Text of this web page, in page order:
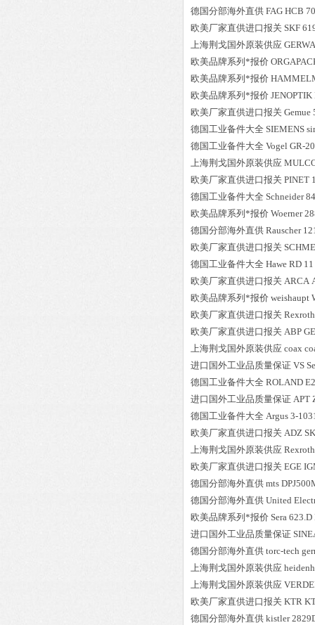
德国分部海外直供 FAG HCB
欧美厂家直供进口报关 SKF
上海荆戈国外原装供应
欧美品牌系列*报价
欧美品牌系列*报价
欧美品牌系列*报价 JENOPTIK
欧美厂家直供进口报关 Gemue
德国工业备件大全 SIEMENS
德国工业备件大全 Vogel GR-
上海荆戈国外原装供应
欧美厂家直供进口报关 PINET
德国工业备件大全 Schneider
欧美品牌系列*报价 Woerner
德国分部海外直供 Rauscher
欧美厂家直供进口报关
德国工业备件大全 Hawe RD 11
欧美厂家直供进口报关 ARCA
欧美品牌系列*报价 weishaupt
欧美厂家直供进口报关 Rexroth
欧美厂家直供进口报关 ABP
上海荆戈国外原装供应 coax
进口国外工业品质量保证 VS
德国工业备件大全 ROLAND
进口国外工业品质量保证 APT
德国工业备件大全 Argus 3-
欧美厂家直供进口报关 ADZ
上海荆戈国外原装供应 Rexroth
欧美厂家直供进口报关 EGE
德国分部海外直供 mts
德国分部海外直供 United
欧美品牌系列*报价 Sera 623.D
进口国外工业品质量保证
德国分部海外直供 torc-tech
上海荆戈国外原装供应
上海荆戈国外原装供应
欧美厂家直供进口报关 KTR
德国分部海外直供 kistler